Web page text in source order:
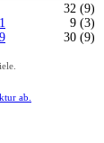
32 (9)
9 (3)
30 (9)
ab.